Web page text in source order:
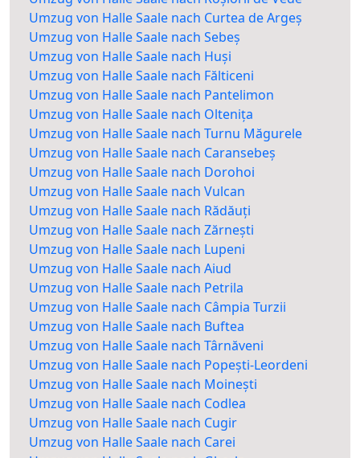
Umzug von Halle Saale nach Curtea de Argeș
Umzug von Halle Saale nach Sebeș
Umzug von Halle Saale nach Huși
Umzug von Halle Saale nach Fălticeni
Umzug von Halle Saale nach Pantelimon
Umzug von Halle Saale nach Oltenița
Umzug von Halle Saale nach Turnu Măgurele
Umzug von Halle Saale nach Caransebeș
Umzug von Halle Saale nach Dorohoi
Umzug von Halle Saale nach Vulcan
Umzug von Halle Saale nach Rădăuți
Umzug von Halle Saale nach Zărnești
Umzug von Halle Saale nach Lupeni
Umzug von Halle Saale nach Aiud
Umzug von Halle Saale nach Petrila
Umzug von Halle Saale nach Câmpia Turzii
Umzug von Halle Saale nach Buftea
Umzug von Halle Saale nach Târnăveni
Umzug von Halle Saale nach Popești-Leordeni
Umzug von Halle Saale nach Moinești
Umzug von Halle Saale nach Codlea
Umzug von Halle Saale nach Cugir
Umzug von Halle Saale nach Carei